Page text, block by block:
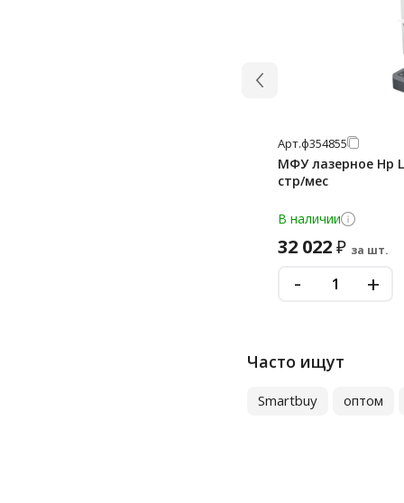
Арт.ф354855
МФУ лазерное Hp
стр/мес
В наличии
32 022₽ за шт.
- +
Часто ищут
Smartbuy оптом